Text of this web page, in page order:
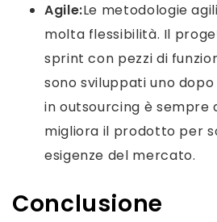
Agile:Le metodologie
molta flessibilità. Il
sprint con pezzi di
sono sviluppati uno
in outsourcing è sempre
migliora il prodotto per
esigenze del mercato.
Conclusione